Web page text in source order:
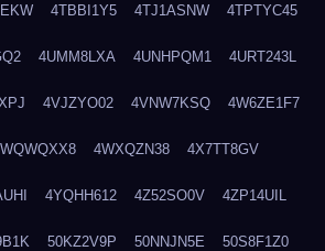
4TBBI1Y5 4TJ1ASNW 4TPTYC45
4UMM8LXA 4UNHPQM1 4URT243L
4VJZYO02 4VNW7KSQ 4W6ZE1F7
4WXQZN38 4X7TT8GV
4YQHH612 4Z52SO0V 4ZP14UIL
50KZ2V9P 50NNJN5E 50S8F1Z0